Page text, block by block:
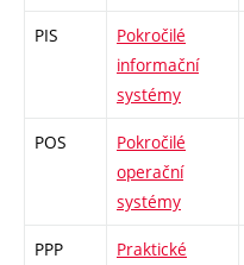
PIS
Pokročilé
informační
systémy
POS
Pokročilé
operační
systémy
PPP
Praktické